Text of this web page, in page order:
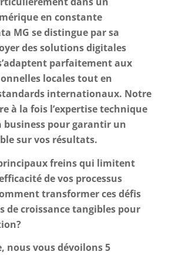
en constante
MG se distingue par sa
des solutions digitales
parfaitement aux
locales tout en
internationaux. Notre
à la fois l’expertise technique
business pour garantir un
sur vos résultats.
freins qui limitent
de vos processus
transformer ces défis
de croissance tangibles pour
nous vous dévoilons 5